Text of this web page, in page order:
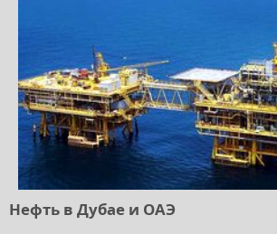
Нефть в Дубае и ОАЭ